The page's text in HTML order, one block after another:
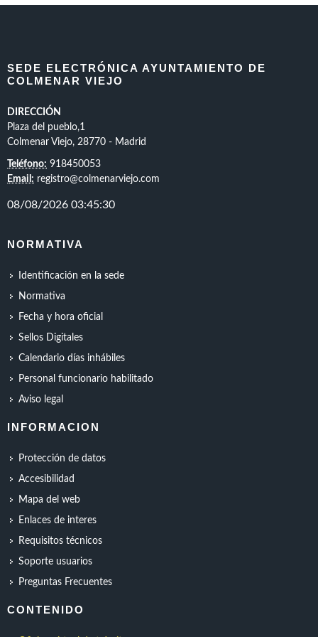
SEDE ELECTRÓNICA AYUNTAMIENTO DE
COLMENAR VIEJO
DIRECCIÓN
Plaza del pueblo,1
Colmenar Viejo, 28770 - Madrid
Teléfono: 918450053
Email: registro@colmenarviejo.com
NORMATIVA
Identificación en la sede
Normativa
Fecha y hora oficial
Sellos Digitales
Calendario días inhábiles
Personal funcionario habilitado
Aviso legal
INFORMACION
Protección de datos
Accesibilidad
Mapa del web
Enlaces de interes
Requisitos técnicos
Soporte usuarios
Preguntas Frecuentes
CONTENIDO